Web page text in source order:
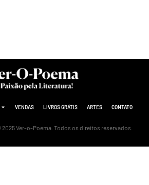
VENDAS LIVROS GRÁTIS ARTES CONTATO
2025 Ver-o-Poema. Todos os direitos reservados.